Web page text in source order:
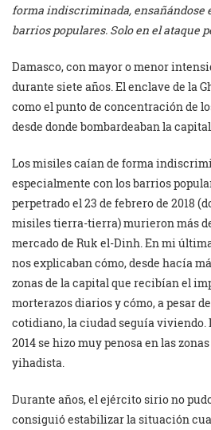
forma indiscriminada, ensañándose
barrios populares. Solo en el ataque
Damasco, con mayor o menor
durante siete años. El enclave de la
como el punto de concentración de
desde donde bombardeaban la
Los misiles caían de forma
especialmente con los barrios
perpetrado el 23 de febrero de 2018
misiles tierra-tierra) murieron más
mercado de Ruk el-Dinh. En mi
nos explicaban cómo, desde hacía
zonas de la capital que recibían el
morterazos diarios y cómo, a pesar
cotidiano, la ciudad seguía viviendo.
2014 se hizo muy penosa en las
yihadista.
Durante años, el ejército sirio no
consiguió estabilizar la situación